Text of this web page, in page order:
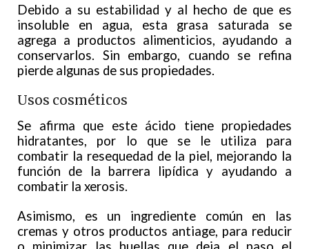
Debido a su estabilidad y al hecho de que es
insoluble en agua, esta grasa saturada se
agrega a productos alimenticios, ayudando a
conservarlos. Sin embargo, cuando se refina
pierde algunas de sus propiedades.
Usos cosméticos
Se afirma que este ácido tiene propiedades
hidratantes, por lo que se le utiliza para
combatir la resequedad de la piel, mejorando la
función de la barrera lipídica y ayudando a
combatir la xerosis.
Asimismo, es un ingrediente común en las
cremas y otros productos antiage, para reducir